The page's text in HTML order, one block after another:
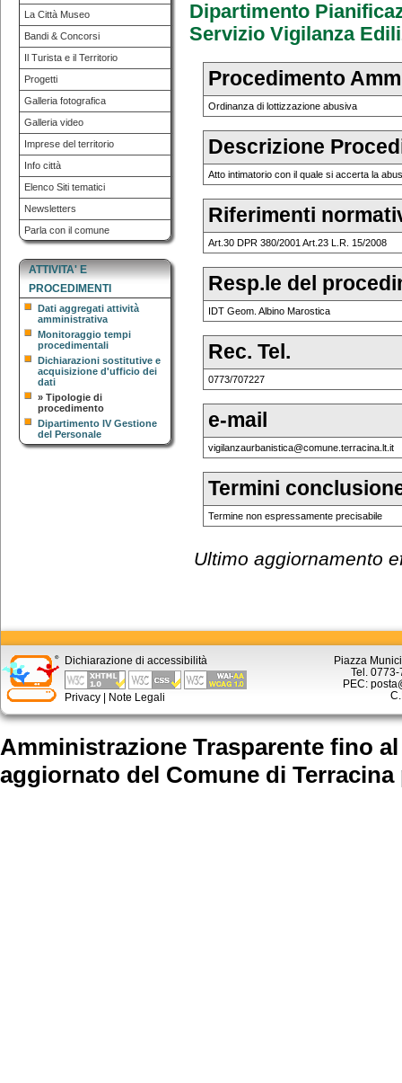
La Città Museo
Bandi & Concorsi
Il Turista e il Territorio
Progetti
Galleria fotografica
Galleria video
Imprese del territorio
Info città
Elenco Siti tematici
Newsletters
Parla con il comune
ATTIVITA' E
PROCEDIMENTI
Dati aggregati attività
amministrativa
Monitoraggio tempi
procedimentali
Dichiarazioni sostitutive e
acquisizione d'ufficio dei
dati
» Tipologie di
procedimento
Dipartimento IV Gestione
del Personale
Dipartimento
Servizio Vigilanza
Procedimento
Ordinanza di lottizzazione abusiva
Descrizione
Atto intimatorio con il quale si accerta la
Riferimenti
Art.30 DPR 380/2001 Art.23 L.R. 15/2008
Resp.le del
IDT Geom. Albino Marostica
Rec. Tel.
0773/707227
e-mail
vigilanzaurbanistica@comune.terracina.lt.it
Termini
Termine non espressamente precisabile
Ultimo aggiornamento
Dichiarazione di accessibilità
Privacy | Note Legali
Piazza
Tel.
PEC:
Amministrazione Trasparente fino
aggiornato del Comune di